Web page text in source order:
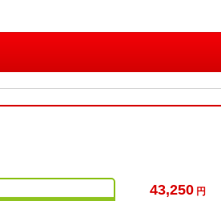
43,250円